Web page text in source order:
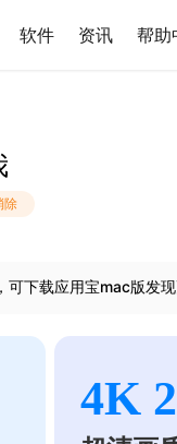
软件 资讯 帮助
除
可下载应用宝mac版发
4K